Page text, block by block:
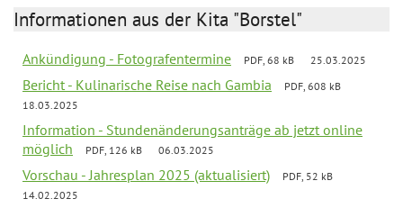
Informationen aus der Kita "Borstel"
Ankündigung - Fotografentermine PDF, 68 kB 25.03.2025
Bericht - Kulinarische Reise nach Gambia
PDF, 608 kB
18.03.2025
Information - Stundenänderungsanträge ab jetzt online
möglich
PDF, 126 kB 06.03.2025
Vorschau - Jahresplan 2025 (aktualisiert)
PDF, 52 kB
14.02.2025